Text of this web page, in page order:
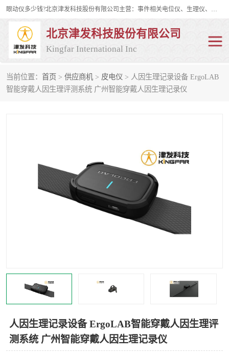
眼动仪多少钱?北京津发科技股份有限公司主营：事件相关电位仪、生理仪、肌电仪、脑电仪、皮电仪、眼动仪；是国家级高新技术企业、科技部认定的科技型中小企业和中关村高新技术企业，具备保密资格，具备自主进出口经营权；自主研发技术、产品与服务荣获多项省部级科学技术奖励、国家发明专利、国家软件著作权和省部级新技术新产品（服务）认证。
北京津发科技股份有限公司
Kingfar International Inc
当前位置： 首页 > 供应商机 > 皮电仪 > 人因生理记录设备 ErgoLAB
智能穿戴人因生理评测系统 广州智能穿戴人因生理记录仪
人因生理记录设备 ErgoLAB智能穿戴人因生理评
测系统 广州智能穿戴人因生理记录仪
皮电仪 脑电仪
行为观察与表情分析 动作捕捉与生物力学
情绪与生理记录 人机交互实验室
神经营销与消费行为实验 车俩与驾驶模拟